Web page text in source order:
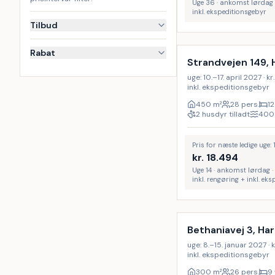
Tilbud
Rabat
Uge 36 · ankomst lørdag
inkl. ekspeditionsgebyr
Inkl. rengøring
Strandvejen 149,
uge: 10.–17. april 2027 ·
inkl. ekspeditionsgebyr
450 m² 28 pers.
2 husdyr tilladt
400
Pris for næste ledige uge:
kr. 18.494
Uge 14 · ankomst lørdag ·
inkl. rengøring + inkl.
Inkl. rengøring
Bethaniavej 3,
uge: 8.–15. januar 2027 ·
inkl. ekspeditionsgebyr
300 m² 26 pers. 9